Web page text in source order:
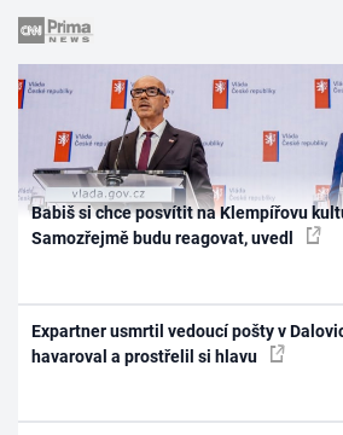
Babiš si chce posvítit na Klempířovu
Samozřejmě budu reagovat, uvedl
Expartner usmrtil vedoucí pošty v
havaroval a prostřelil si hlavu